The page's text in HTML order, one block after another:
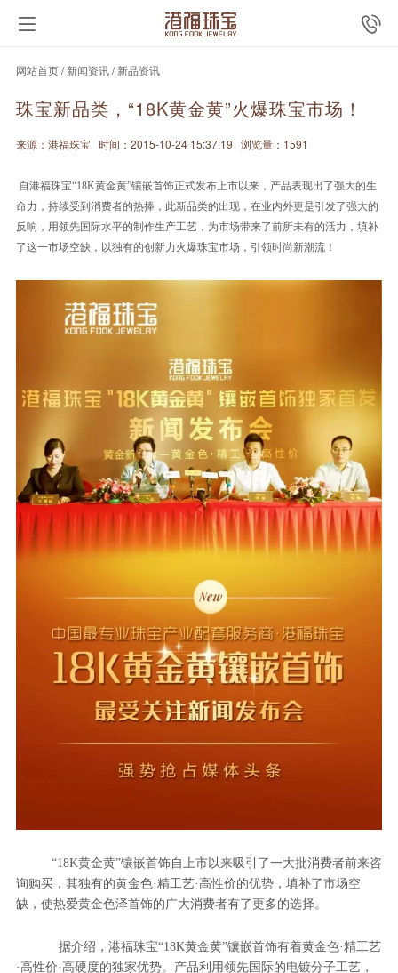
网站首页/新闻资讯/新品资讯
珠宝新品类，“18K黄金黄”火爆珠宝市场！
来源：港福珠宝 时间：2015-10-24 15:37:19 浏览量：1591
自港福珠宝“18K黄金黄”镶嵌首饰正式发布上市以来，产品表现出了强大的生
命力，持续受到消费者的热捧，此新品类的出现，在业内外更是引发了强大的
反响，用领先国际水平的制作生产工艺，为市场带来了前所未有的活力，填补
了这一市场空缺，以独有的创新力火爆珠宝市场，引领时尚新潮流！
“18K黄金黄”镶嵌首饰自上市以来吸引了一大批消费者前来咨
询购买， 其独有的黄金色·精工艺·高性价的优势，填补了市场空
缺，使热爱黄金色泽首饰的广大消费者有了更多的选择。
据介绍，港福珠宝“18K黄金黄”镶嵌首饰有着黄金色·精工艺
·高性价·高硬度的独家优势。产品利用领先国际的电镀分子工艺，